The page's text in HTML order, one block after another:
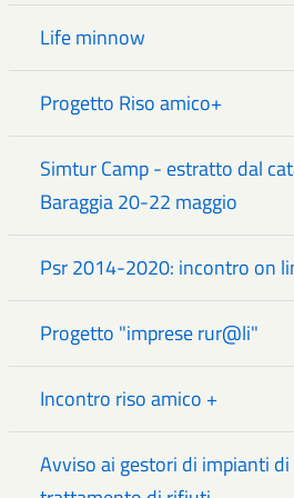
Life minnow
Progetto Riso amico+
Simtur Camp - estratto dal
Baraggia 20-22 maggio
Psr 2014-2020: incontro on
Progetto "imprese rur@li"
Incontro riso amico +
Avviso ai gestori di impianti